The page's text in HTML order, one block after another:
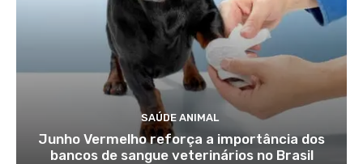
SAÚDE ANIMAL
Junho Vermelho reforça a importância dos
bancos de sangue veterinários no Brasil